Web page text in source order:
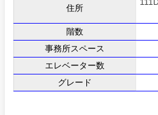
住所
階数
事務所スペース
エレベーター数
グレード